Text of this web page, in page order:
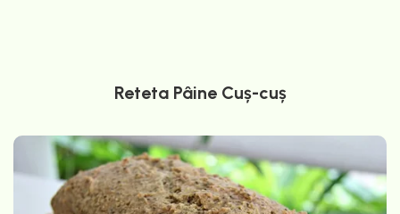
Reteta Pâine Cuș-cuș